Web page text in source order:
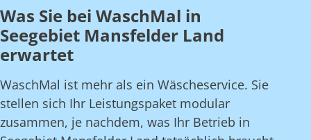
Was Sie bei WaschMal in
Seegebiet Mansfelder Land
erwartet
WaschMal ist mehr als ein Wäscheservice. Sie
stellen sich Ihr Leistungspaket modular
zusammen, je nachdem, was Ihr Betrieb in